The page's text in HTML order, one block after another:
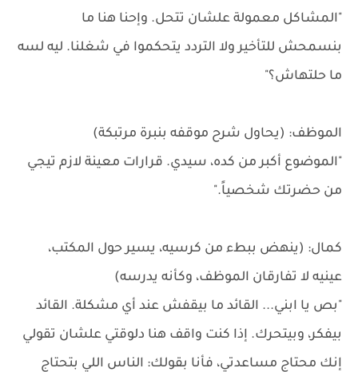
"المشاكل معمولة علشان تتحل. وإحنا هنا ما
بنسمحش للتأخير ولا التردد يتحكموا في شغلنا. ليه لسه
ما حلتهاش؟"
الموظف: (يحاول شرح موقفه بنبرة مرتبكة)
"الموضوع أكبر من كده، سيدي. قرارات معينة لازم تيجي
من حضرتك شخصياً."
كمال: (ينهض ببطء من كرسيه، يسير حول المكتب،
عينيه لا تفارقان الموظف، وكأنه يدرسه)
"بص يا ابني... القائد ما بيقفش عند أي مشكلة. القائد
بيفكر، وبيتحرك. إذا كنت واقف هنا دلوقتي علشان تقولي
إنك محتاج مساعدتي، فأنا بقولك: الناس اللي بتحتاج